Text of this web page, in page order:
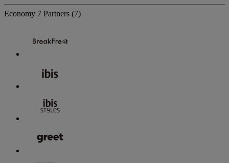
Economy 7 Partners (7)